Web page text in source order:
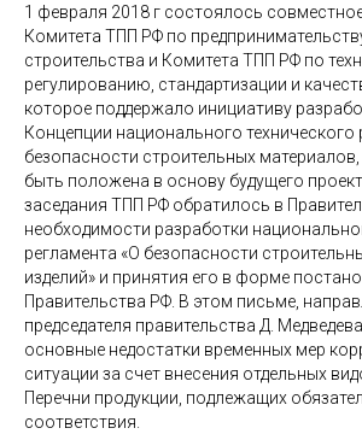
1 февраля 2018 г состоялось
Комитета ТПП РФ по
строительства и Комитета ТПП РФ по
регулированию, стандартизации и
которое поддержало инициативу
Концепции национального технического
безопасности строительных
быть положена в основу будущего
заседания ТПП РФ обратилось в
необходимости разработки
регламента «О безопасности
изделий» и принятия его в форме
Правительства РФ. В этом письме,
председателя правительства Д.
основные недостатки временных мер
ситуации за счет внесения отдельных
Перечни продукции, подлежащих
соответствия.